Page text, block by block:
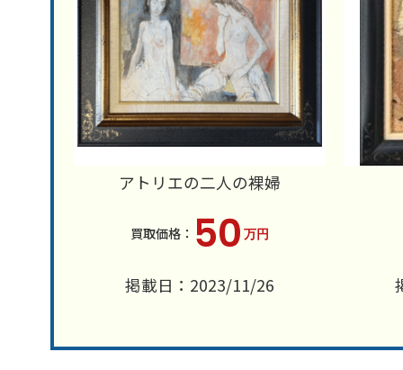
アトリエの二人の裸婦
50 万円
掲載日：2023/11/26